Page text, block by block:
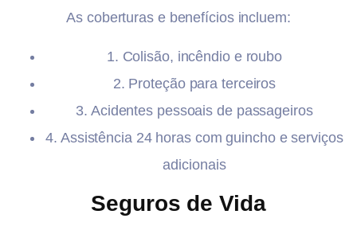
As coberturas e benefícios incluem:
1. Colisão, incêndio e roubo
2. Proteção para terceiros
3. Acidentes pessoais de passageiros
4. Assistência 24 horas com guincho e serviços
adicionais
Seguros de Vida